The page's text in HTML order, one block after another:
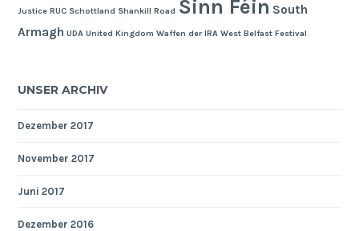
Justice RUC Schottland Shankill Road Sinn Féin South
Armagh UDA United Kingdom Waffen der IRA West Belfast Festival
UNSER ARCHIV
Dezember 2017
November 2017
Juni 2017
Dezember 2016